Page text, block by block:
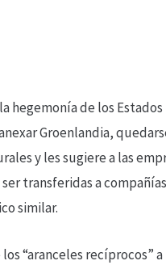
hegemonía de los
Groenlandia,
y les sugiere a las
transferidas a
similar.
“aranceles recíprocos”